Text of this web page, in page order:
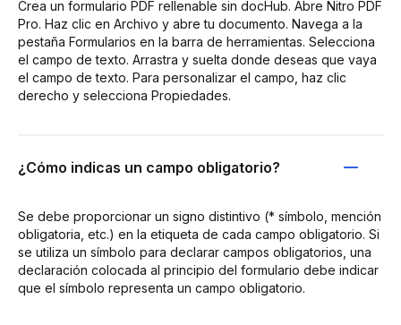
Crea un formulario PDF rellenable sin docHub. Abre Nitro PDF
Pro. Haz clic en Archivo y abre tu documento. Navega a la
pestaña Formularios en la barra de herramientas. Selecciona
el campo de texto. Arrastra y suelta donde deseas que vaya
el campo de texto. Para personalizar el campo, haz clic
derecho y selecciona Propiedades.
¿Cómo indicas un campo obligatorio?
Se debe proporcionar un signo distintivo (* símbolo, mención
obligatoria, etc.) en la etiqueta de cada campo obligatorio. Si
se utiliza un símbolo para declarar campos obligatorios, una
declaración colocada al principio del formulario debe indicar
que el símbolo representa un campo obligatorio.